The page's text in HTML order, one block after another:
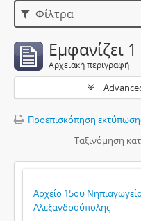
Φίλτρα
Εμφανίζει
Αρχειακή περιγραφή
Προεπισκόπηση
Ταξινόμηση
Αρχείο 15ου
Αλεξανδρούπολης